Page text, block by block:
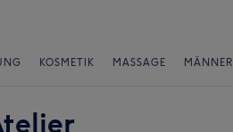
KOSMETIK MASSAGE MÄNNER